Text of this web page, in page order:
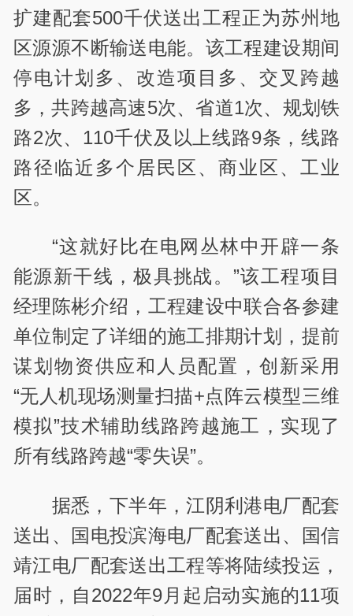
扩建配套500千伏送出工程正为苏州地
区源源不断输送电能。该工程建设期间
停电计划多、改造项目多、交叉跨越
多，共跨越高速5次、省道1次、规划铁
路2次、110千伏及以上线路9条，线路
路径临近多个居民区、商业区、工业
区。
“这就好比在电网丛林中开辟一条
能源新干线，极具挑战。”该工程项目
经理陈彬介绍，工程建设中联合各参建
单位制定了详细的施工排期计划，提前
谋划物资供应和人员配置，创新采用
“无人机现场测量扫描+点阵云模型三维
模拟”技术辅助线路跨越施工，实现了
所有线路跨越“零失误”。
据悉，下半年，江阴利港电厂配套
送出、国电投滨海电厂配套送出、国信
靖江电厂配套送出工程等将陆续投运，
届时，自2022年9月起启动实施的11项